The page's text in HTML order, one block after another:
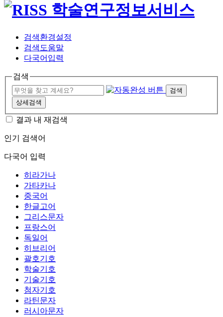
검색환경설정
검색도움말
다국어입력
검색
검색
상세검색
결과 내 재검색
인기 검색어
다국어 입력
히라가나
가타카나
중국어
한글고어
그리스문자
프랑스어
독일어
히브리어
괄호기호
학술기호
기술기호
첨자기호
라틴문자
러시아문자